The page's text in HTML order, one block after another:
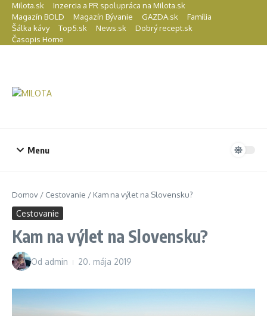
Preskočiť na obsah
Milota.sk
Inzercia a PR spolupráca na Milota.sk
Magazín BOLD
Magazín Bývanie GAZDA.sk
Família
Šálka kávy
Top5.sk News.sk
Dobrý recept.sk
Časopis Home
Menu
Domov / Cestovanie / Kam na výlet na Slovensku?
Cestovanie
Kam na výlet na Slovensku?
Od admin 20. mája 2019